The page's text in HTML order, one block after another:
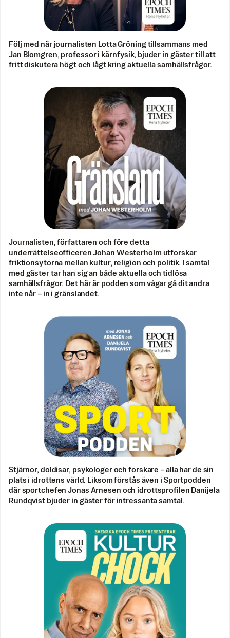
Följ med när journalisten Lotta Gröning tillsammans med
Jan Blomgren, professor i kärnfysik, bjuder in gäster till att
fritt diskutera högt och lågt kring aktuella samhällsfrågor.
Journalisten, författaren och före detta
underrättelseofficeren Johan Westerholm utforskar
friktionsytorna mellan kultur, religion och politik. I samtal
med gäster tar han sig an både aktuella och tidlösa
samhällsfrågor. Det här är podden som vågar gå dit andra
inte når – in i gränslandet.
Stjärnor, doldisar, psykologer och forskare – alla har de sin
plats i idrottens värld. Liksom förstås även i Sportpodden
där sportchefen Jonas Arnesen och idrottsprofilen Danijela
Rundqvist bjuder in gäster för intressanta samtal.